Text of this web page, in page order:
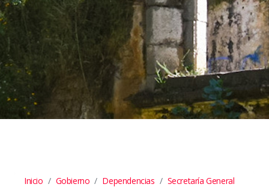
Inicio Gobierno Dependencias
Secretaría General